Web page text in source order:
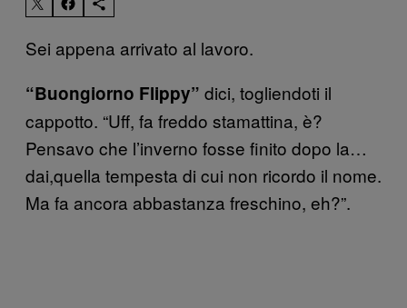
Sei appena arrivato al lavoro.
“Buongiorno Flippy” dici, togliendoti il
cappotto. “Uff, fa freddo stamattina, è?
Pensavo che l’inverno fosse finito dopo la…
dai,quella tempesta di cui non ricordo il nome.
Ma fa ancora abbastanza freschino, eh?”.